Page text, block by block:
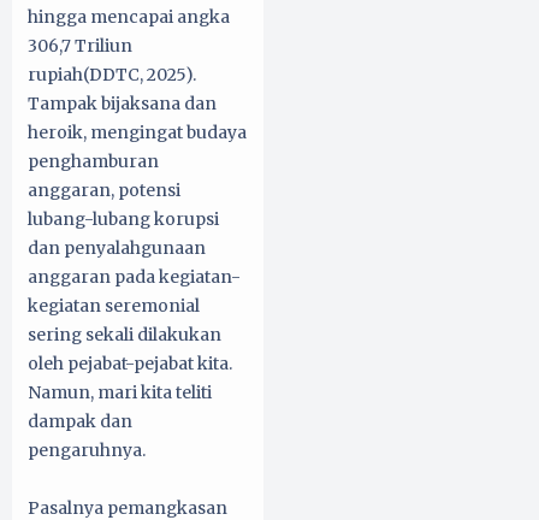
hingga mencapai angka
306,7 Triliun
rupiah(DDTC, 2025).
Tampak bijaksana dan
heroik, mengingat budaya
penghamburan
anggaran, potensi
lubang-lubang korupsi
dan penyalahgunaan
anggaran pada kegiatan-
kegiatan seremonial
sering sekali dilakukan
oleh pejabat-pejabat kita.
Namun, mari kita teliti
dampak dan
pengaruhnya.
Pasalnya pemangkasan